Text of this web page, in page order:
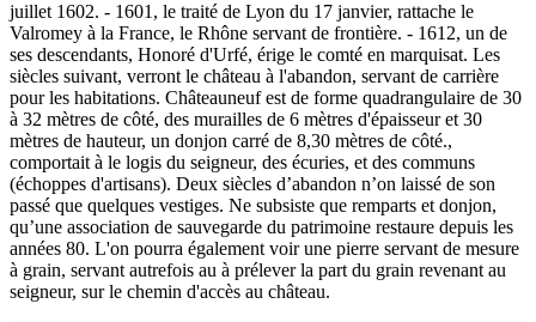
juillet 1602. - 1601, le traité de Lyon du 17 janvier, rattache le
Valromey à la France, le Rhône servant de frontière. - 1612, un de
ses descendants, Honoré d'Urfé, érige le comté en marquisat. Les
siècles suivant, verront le château à l'abandon, servant de carrière
pour les habitations. Châteauneuf est de forme quadrangulaire de 30
à 32 mètres de côté, des murailles de 6 mètres d'épaisseur et 30
mètres de hauteur, un donjon carré de 8,30 mètres de côté.,
comportait à le logis du seigneur, des écuries, et des communs
(échoppes d'artisans). Deux siècles d’abandon n’on laissé de son
passé que quelques vestiges. Ne subsiste que remparts et donjon,
qu’une association de sauvegarde du patrimoine restaure depuis les
années 80. L'on pourra également voir une pierre servant de mesure
à grain, servant autrefois au à prélever la part du grain revenant au
seigneur, sur le chemin d'accès au château.